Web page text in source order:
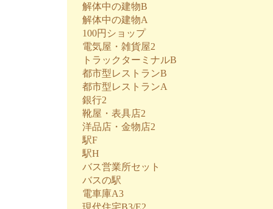
解体中の建物B
解体中の建物A
100円ショップ
電気屋・雑貨屋2
トラックターミナルB
都市型レストランB
都市型レストランA
銀行2
靴屋・表具店2
洋品店・金物店2
駅F
駅H
バス営業所セット
バスの駅
電車庫A3
現代住宅B3/E2